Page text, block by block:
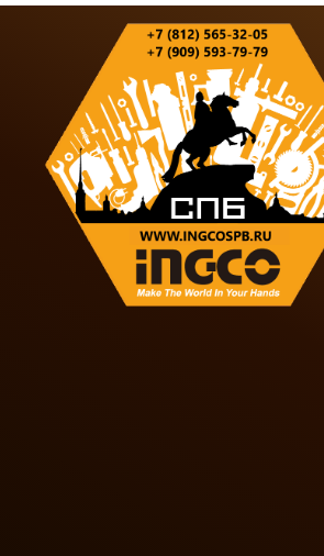
Ваш отзыв о товаре, магазине или
Оставить отзыв о покупке